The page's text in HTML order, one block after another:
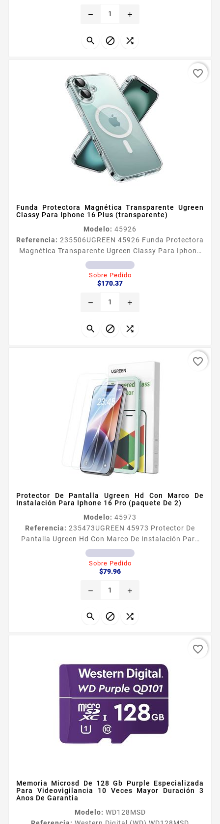
remove add
  
Funda Protectora Magnética Transparente Ugreen
Classy Para Iphone 16 Plus (transparente)
Modelo: 45926
Referencia: 235506UGREEN 45926 Funda Protectora
Magnética Transparente Ugreen Classy Para Iphone
16 Plus (transparente)
Sobre Pedido
$170.37Precio
remove add
  
favorite_border
Protector De Pantalla Ugreen Hd Con Marco De
Instalación Para Iphone 16 Pro (paquete De 2)
Modelo: 45973
Referencia: 235473UGREEN 45973 Protector De
Pantalla Ugreen Hd Con Marco De Instalación Para
Iphone 16 Pro (paquete De 2)
Sobre Pedido
$79.96Precio
remove add
  
favorite_border
Memoria Microsd De 128 Gb Purple Especializada
Para Videovigilancia 10 Veces Mayor Duración 3
Anos De Garantia
Modelo: WD128MSD
favorite_border